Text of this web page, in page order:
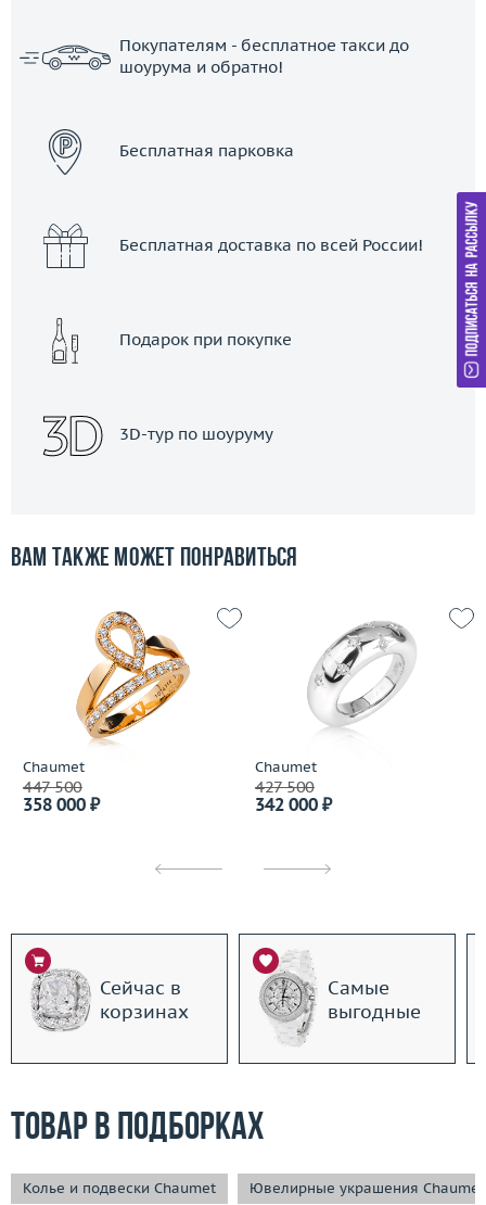
Покупателям - бесплатное такси до
шоурума и обратно!
Бесплатная парковка
Бесплатная доставка по всей России!
Подарок при покупке
3D-тур по шоуруму
Вам также может понравиться
Chaumet
447 500
358 000 ₽
Chaumet
427 500
342 000 ₽
Сейчас в
корзинах
Самые
выгодные
Товар в подборках
Колье и подвески Chaumet Ювелирные украшения Chaumet